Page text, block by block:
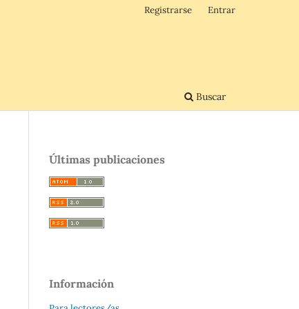
Buscar
Registrarse Entrar
Últimas publicaciones
Información